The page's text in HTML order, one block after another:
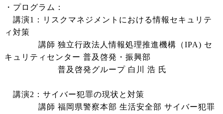
・プログラム：
講演1：リスクマネジメントにおける情報セキュリテ
ィ対策
講師 独立行政法人情報処理推進機構（IPA) セ
キュリティセンター 普及啓発・振興部
普及啓発グループ 白川 浩 氏
講演2：サイバー犯罪の現状と対策
講師 福岡県警察本部 生活安全部 サイバー犯罪